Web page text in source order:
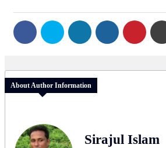
About Author Information
Sirajul Islam